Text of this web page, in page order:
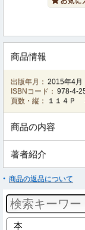
商品情報
出版年月： 2015年4月
ISBNコード： 978-4-
頁数・縦：
１１４Ｐ
商品の内容
著者紹介
商品の返品について